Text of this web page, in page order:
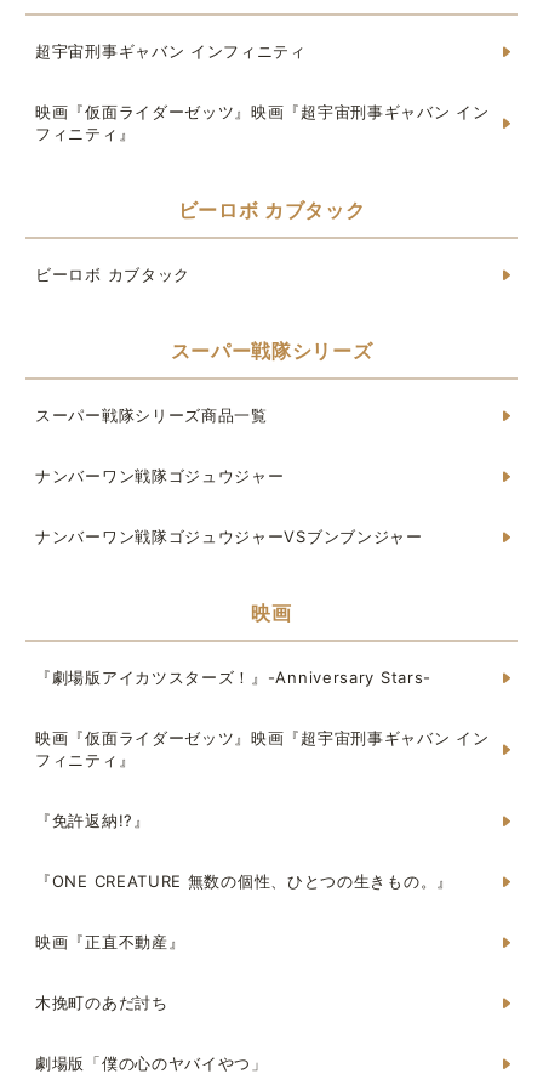
超宇宙刑事ギャバン インフィニティ
映画『仮面ライダーゼッツ』映画『超宇宙刑事ギャバン イン
フィニティ』
ビーロボ カブタック
ビーロボ カブタック
スーパー戦隊シリーズ
スーパー戦隊シリーズ商品一覧
ナンバーワン戦隊ゴジュウジャー
ナンバーワン戦隊ゴジュウジャーVSブンブンジャー
映画
『劇場版アイカツスターズ！』-Anniversary Stars-
映画『仮面ライダーゼッツ』映画『超宇宙刑事ギャバン イン
フィニティ』
『免許返納!?』
『ONE CREATURE 無数の個性、ひとつの生きもの。』
映画『正直不動産』
木挽町のあだ討ち
劇場版「僕の心のヤバイやつ」